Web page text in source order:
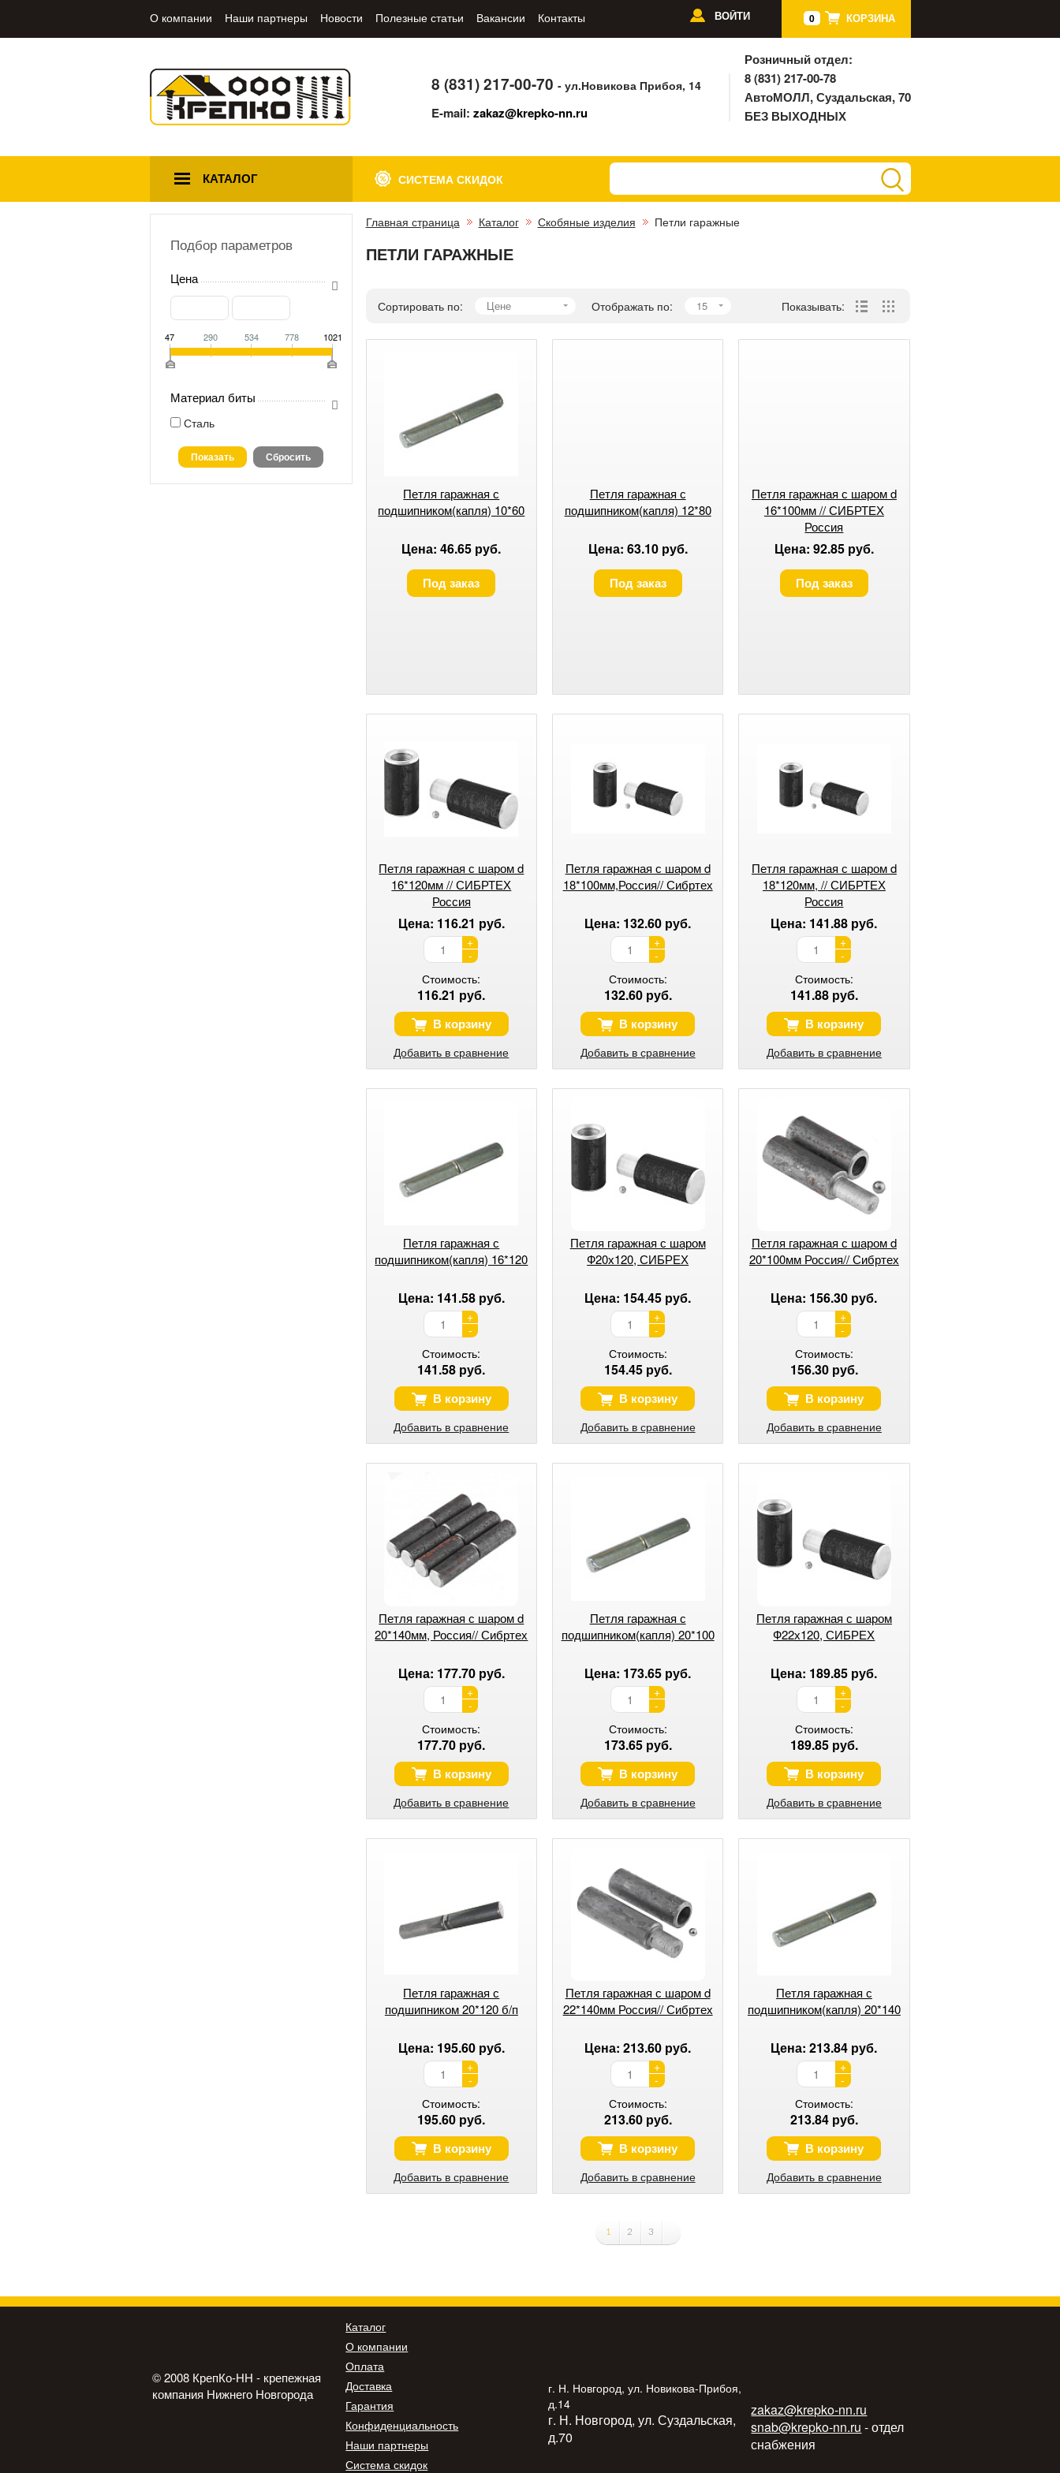
О компании Наши партнеры Новости Полезные статьи Вакансии Контакты 0 КОРЗИНА
ВОЙТИ
8 (831) 217-00-70- ул.Новикова Прибоя, 14
E-mail:zakaz@krepko-nn.ru
Розничный отдел:
8 (831) 217-00-78
АвтоМОЛЛ, Суздальская, 70
БЕЗ ВЫХОДНЫХ
КАТАЛОГ СИСТЕМА СКИДОК
Подбор параметров
Цена
47 290 534 778 1021
Материал биты
Сталь
Главная страница Каталог Скобяные изделия Петли гаражные
ПЕТЛИ ГАРАЖНЫЕ
Сортировать по: Цене Отображать по: 15 Показывать:
Петля гаражная с
подшипником(капля) 10*60
Цена: 46.65 руб.
Под заказ
Петля гаражная с
подшипником(капля) 12*80
Цена: 63.10 руб.
Под заказ
Петля гаражная с шаром d
16*100мм // СИБРТЕХ
Россия
Цена: 92.85 руб.
Под заказ
Петля гаражная с шаром d
16*120мм // СИБРТЕХ
Россия
Цена: 116.21 руб.
+
-
Стоимость:
116.21 руб.
В корзину
Добавить в сравнение
Петля гаражная с шаром d
18*100мм,Россия// Сибртех
Цена: 132.60 руб.
+
-
Стоимость:
132.60 руб.
В корзину
Добавить в сравнение
Петля гаражная с шаром d
18*120мм, // СИБРТЕХ
Россия
Цена: 141.88 руб.
+
-
Стоимость:
141.88 руб.
В корзину
Добавить в сравнение
Петля гаражная с
подшипником(капля) 16*120
Цена: 141.58 руб.
+
-
Стоимость:
141.58 руб.
В корзину
Добавить в сравнение
Петля гаражная с шаром
Ф20х120, СИБРЕХ
Цена: 154.45 руб.
+
-
Стоимость:
154.45 руб.
В корзину
Добавить в сравнение
Петля гаражная с шаром d
20*100мм Россия// Сибртех
Цена: 156.30 руб.
+
-
Стоимость:
156.30 руб.
В корзину
Добавить в сравнение
Петля гаражная с шаром d
20*140мм, Россия// Сибртех
Цена: 177.70 руб.
+
-
Стоимость:
177.70 руб.
В корзину
Добавить в сравнение
Петля гаражная с
подшипником(капля) 20*100
Цена: 173.65 руб.
+
-
Стоимость:
173.65 руб.
В корзину
Добавить в сравнение
Петля гаражная с шаром
Ф22х120, СИБРЕХ
Цена: 189.85 руб.
+
-
Стоимость:
189.85 руб.
В корзину
Добавить в сравнение
Петля гаражная с
подшипником 20*120 б/п
Цена: 195.60 руб.
+
-
Стоимость:
195.60 руб.
В корзину
Добавить в сравнение
Петля гаражная с шаром d
22*140мм Россия// Сибртех
Цена: 213.60 руб.
+
-
Стоимость:
213.60 руб.
В корзину
Добавить в сравнение
Петля гаражная с
подшипником(капля) 20*140
Цена: 213.84 руб.
+
-
Стоимость:
213.84 руб.
В корзину
Добавить в сравнение
1 2 3
© 2008 КрепКо-НН - крепежная
компания Нижнего Новгорода
Каталог
О компании
Оплата
Доставка
Гарантия
Конфиденциальность
Наши партнеры
Система скидок
г. Н. Новгород, ул. Новикова-Прибоя,
д.14
г. Н. Новгород, ул. Суздальская,
д.70
zakaz@krepko-nn.ru
snab@krepko-nn.ru - отдел
снабжения